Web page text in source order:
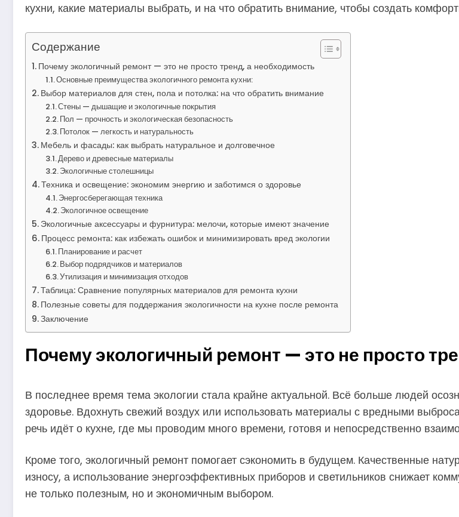
кухни, какие материалы выбрать, и на что обратить внимание, чтобы создать
Содержание
Почему экологичный ремонт — это не просто тренд, а необходимость
Основные преимущества экологичного ремонта кухни:
Выбор материалов для стен, пола и потолка: на что обратить внимание
Стены — дышащие и экологичные покрытия
Пол — прочность и экологическая безопасность
Потолок — легкость и натуральность
Мебель и фасады: как выбрать натуральное и долговечное
Дерево и древесные материалы
Экологичные столешницы
Техника и освещение: экономим энергию и заботимся о здоровье
Энергосберегающая техника
Экологичное освещение
Экологичные аксессуары и фурнитура: мелочи, которые имеют значение
Процесс ремонта: как избежать ошибок и минимизировать вред экологии
Планирование и расчет
Выбор подрядчиков и материалов
Утилизация и минимизация отходов
Таблица: Сравнение популярных материалов для ремонта кухни
Полезные советы для поддержания экологичности на кухне после ремонта
Заключение
Почему экологичный ремонт — это не просто
В последнее время тема экологии стала крайне актуальной. Всё больше людей
здоровье. Вдохнуть свежий воздух или использовать материалы с вредными
речь идёт о кухне, где мы проводим много времени, готовя и непосредственно
Кроме того, экологичный ремонт помогает сэкономить в будущем. Качественные
износу, а использование энергоэффективных приборов и светильников снижает
не только полезным, но и экономичным выбором.